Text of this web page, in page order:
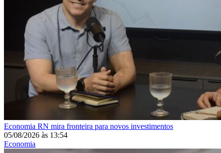
Economia RN mira fronteira para novos investimentos
05/08/2026 às 13:54
Economia